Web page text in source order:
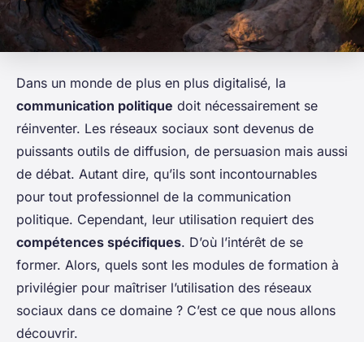
Dans un monde de plus en plus digitalisé, la
communication politique doit nécessairement se
réinventer. Les réseaux sociaux sont devenus de
puissants outils de diffusion, de persuasion mais aussi
de débat. Autant dire, qu’ils sont incontournables
pour tout professionnel de la communication
politique. Cependant, leur utilisation requiert des
compétences spécifiques. D’où l’intérêt de se
former. Alors, quels sont les modules de formation à
privilégier pour maîtriser l’utilisation des réseaux
sociaux dans ce domaine ? C’est ce que nous allons
découvrir.